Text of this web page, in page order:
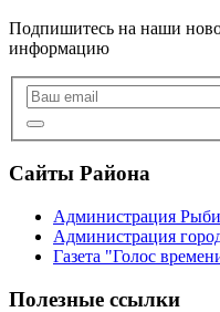
Подпишитесь на наши
информацию
Сайты Района
Администрация
Администрация
Газета "Голос
Полезные ссылки